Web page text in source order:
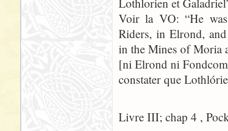
Lothlorien et
Voir la VO: “He
Riders, in Elrond,
in the Mines of Moria
[ni Elrond ni
constater que
Livre III; chap 4 ,